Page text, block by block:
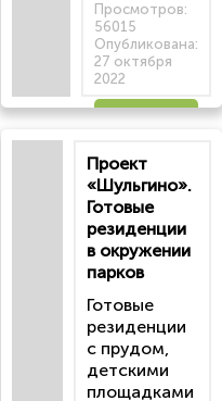
Просмотров:
56015
Опубликована:
27 октября
2022
статью
Проект
«Шульгино».
Готовые
резиденции
в окружении
парков
Готовые
резиденции
с прудом,
детскими
площадками